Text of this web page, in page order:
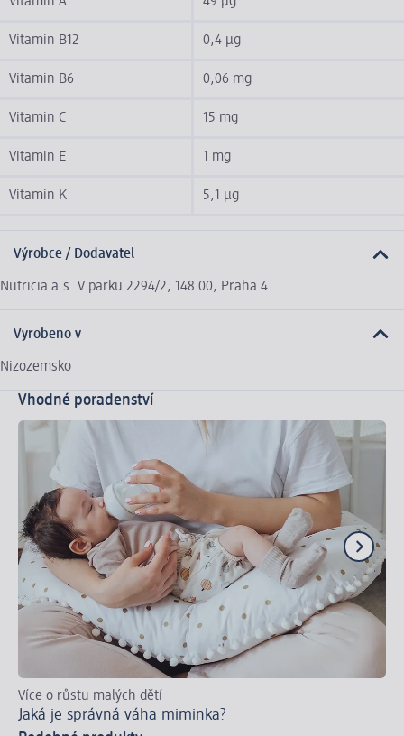
Vitamin B12 0,4 µg
Vitamin B6 0,06 mg
Vitamin C 15 mg
Vitamin E 1 mg
Vitamin K 5,1 µg
Výrobce / Dodavatel
Nutricia a.s. V parku 2294/2, 148 00, Praha 4
Vyrobeno v
Nizozemsko
Vhodné poradenství
Více o růstu malých dětí
Jaká je správná váha miminka?